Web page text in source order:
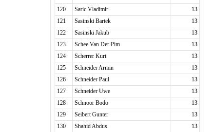
120
Saric Vladimir
13
121
Sasinski Bartek
13
122
Sasinski Jakub
13
123
Schee Van Der Pim
13
124
Scherrer Kurt
13
125
Schneider Armin
13
126
Schneider Paul
13
127
Schneider Uwe
13
128
Schnoor Bodo
13
129
Seibert Gunter
13
130
Shahid Abdus 13